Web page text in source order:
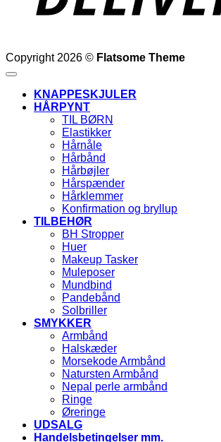
Copyright 2026 © Flatsome Theme
KNAPPESKJULER
HÅRPYNT
TIL BØRN
Elastikker
Hårnåle
Hårbånd
Hårbøjler
Hårspænder
Hårklemmer
Konfirmation og bryllup
TILBEHØR
BH Stropper
Huer
Makeup Tasker
Muleposer
Mundbind
Pandebånd
Solbriller
SMYKKER
Armbånd
Halskæder
Morsekode Armbånd
Natursten Armbånd
Nepal perle armbånd
Ringe
Øreringe
UDSALG
Handelsbetingelser mm.